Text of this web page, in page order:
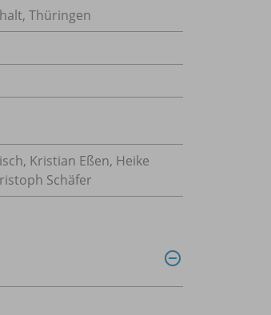
Thüringen
Kristian Eßen, Heike
Schäfer